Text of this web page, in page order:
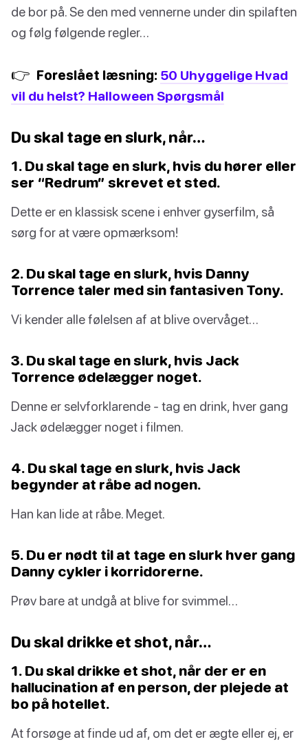
de bor på. Se den med vennerne under din spilaften
og følg følgende regler…
👉 Foreslået læsning: 50 Uhyggelige Hvad
vil du helst? Halloween Spørgsmål
Du skal tage en slurk, når…
1. Du skal tage en slurk, hvis du hører eller
ser “Redrum” skrevet et sted.
Dette er en klassisk scene i enhver gyserfilm, så
sørg for at være opmærksom!
2. Du skal tage en slurk, hvis Danny
Torrence taler med sin fantasiven Tony.
Vi kender alle følelsen af at blive overvåget…
3. Du skal tage en slurk, hvis Jack
Torrence ødelægger noget.
Denne er selvforklarende - tag en drink, hver gang
Jack ødelægger noget i filmen.
4. Du skal tage en slurk, hvis Jack
begynder at råbe ad nogen.
Han kan lide at råbe. Meget.
5. Du er nødt til at tage en slurk hver gang
Danny cykler i korridorerne.
Prøv bare at undgå at blive for svimmel…
Du skal drikke et shot, når…
1. Du skal drikke et shot, når der er en
hallucination af en person, der plejede at
bo på hotellet.
At forsøge at finde ud af, om det er ægte eller ej, er